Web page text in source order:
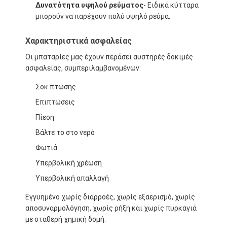
Δυνατότητα υψηλού ρεύματος- Ειδικά κύτταρα
μπορούν να παρέχουν πολύ υψηλό ρεύμα.
Χαρακτηριστικά ασφαλείας
Οι μπαταρίες μας έχουν περάσει αυστηρές δοκιμές
ασφαλείας, συμπεριλαμβανομένων:
Σοκ πτώσης
Επιπτώσεις
Πίεση
Βάλτε το στο νερό
Φωτιά
Υπερβολική χρέωση
Υπερβολική απαλλαγή
Εγγυημένο χωρίς διαρροές, χωρίς εξαερισμό, χωρίς
αποσυναρμολόγηση, χωρίς ρήξη και χωρίς πυρκαγιά
με σταθερή χημική δομή.